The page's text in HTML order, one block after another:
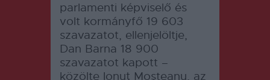
parlamenti képviselő és
volt kormányfő 19 603
szavazatot, ellenjelöltje,
Dan Barna 18 900
szavazatot kapott –
közölte Ionuţ Moşteanu, az